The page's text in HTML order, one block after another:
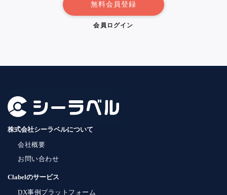
無料会員登録
会員ログイン
株式会社シーラベルについて
会社概要
お問い合わせ
Clabelのサービス
DX事例プラットフォーム